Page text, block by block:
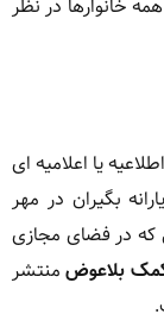
خانوارها در نظر
یا اعلامیه ای
بگیران در مهر
که در فضای مجازی
بلاعوضمنتشر